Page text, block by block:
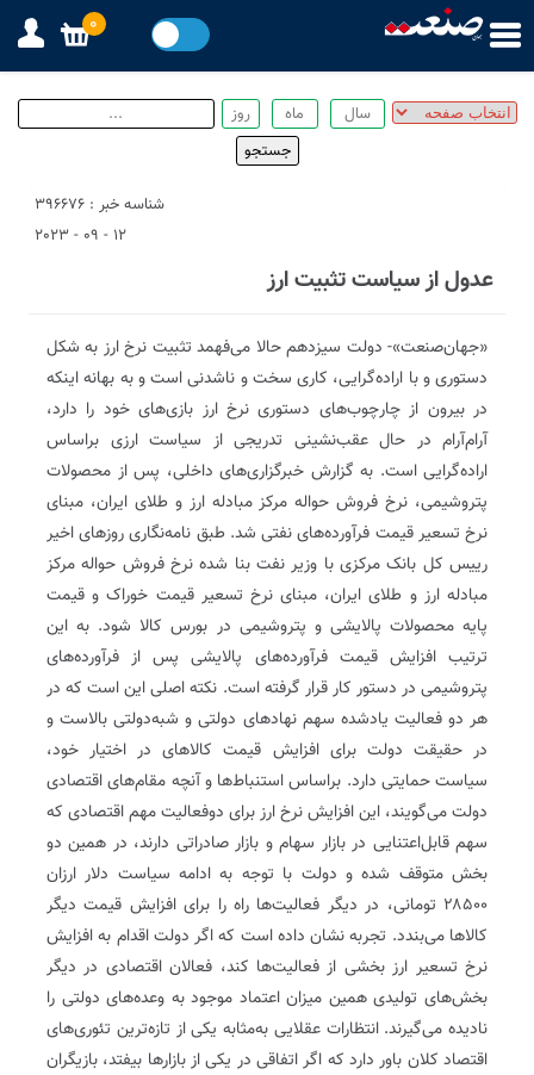
شناسه خبر : 396676
12 - 09 - 2023
عدول از سیاست تثبیت ارز
«جهان‌صنعت»- دولت سیزدهم حالا می‌فهمد تثبیت نرخ ارز به شکل
دستوری و با اراده‌گرایی، کاری سخت و ناشدنی است و به بهانه اینکه
در بیرون از چارچوب‌های دستوری نرخ ارز بازی‌های خود را دارد،
آرام‌آرام در حال عقب‌نشینی تدریجی از سیاست ارزی براساس
اراده‌گرایی است. به گزارش خبر‌گزاری‌های داخلی‌، پس از محصولات
پتروشیمی، نرخ فروش حواله مرکز مبادله ارز و طلای ایران، مبنای
نرخ تسعیر قیمت فرآورده‌های نفتی شد. طبق نامه‌نگاری روزهای اخیر
رییس کل بانک مرکزی با وزیر نفت بنا شده نرخ فروش حواله مرکز
مبادله ارز و طلای ایران، مبنای نرخ تسعیر قیمت خوراک و قیمت
پایه محصولات پالایشی و پتروشیمی در بورس‌ کالا شود. به این
ترتیب افزایش قیمت فرآورده‌های پالایشی پس از فرآورده‌های
پتروشیمی در دستور کار قرار گرفته است. نکته اصلی این است که در
هر دو فعالیت یادشده سهم نهادهای دولتی و شبه‌دولتی بالاست و
در حقیقت دولت برای افزایش قیمت کالاهای در اختیار خود،
سیاست حمایتی دارد. براساس استنباط‌ها و آنچه مقام‌های اقتصادی
دولت می‌گویند، این افزایش نرخ ارز برای دوفعالیت مهم اقتصادی که
سهم قابل‌اعتنایی در بازار سهام و بازار صادراتی دارند، در همین دو
بخش متوقف شده و دولت با توجه به ادامه سیاست دلار ارزان
۲۸۵۰۰ تومانی، در دیگر فعالیت‌ها راه را برای افزایش قیمت دیگر
کالاها می‌بندد. تجربه نشان داده است که اگر دولت اقدام به افزایش
نرخ تسعیر ارز بخشی از فعالیت‌ها کند، فعالان اقتصادی در دیگر
بخش‌های تولیدی همین میزان اعتماد موجود به وعده‌های دولتی را
نادیده می‌گیرند. انتظارات عقلایی به‌مثابه یکی از تازه‌ترین تئوری‌های
اقتصاد کلان باور دارد که اگر اتفاقی در یکی از بازارها بیفتد، بازیگران
0